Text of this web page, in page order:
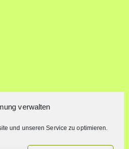
verwalten
und unseren Service zu optimieren.